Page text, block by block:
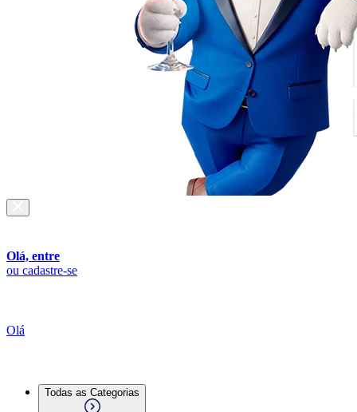
Olá, entre
ou cadastre-se
Olá
Todas as Categorias